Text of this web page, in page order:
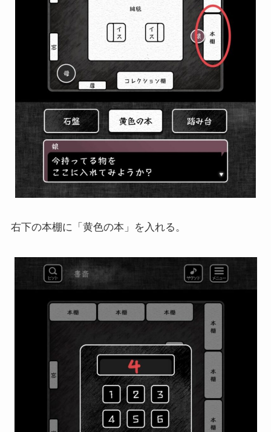
右下の本棚に「黄色の本」を入れる。